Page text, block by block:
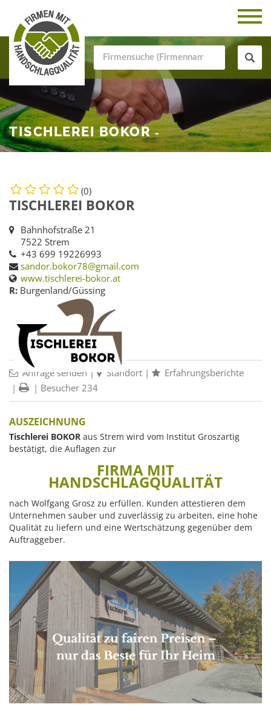
TISCHLEREI BOKOR-
(0)
TISCHLEREI BOKOR
Bahnhofstraße 21
7522 Strem
+43 699 19226993
sandor.bokor78@gmail.com
www.tischlerei-bokor.at
R: Burgenland/Güssing
Anfrage senden | Standort |
Erfahrungsberichte
|
| Besucher 234
AUSZEICHNUNG
Tischlerei BOKOR aus Strem wird vom Institut Groszartig
bestätigt, die Auflagen zur
FIRMA MIT
HANDSCHLAGQUALITÄT
nach Wolfgang Grosz zu erfüllen. Kunden attestieren dem
Unternehmen sauber und zuverlässig zu arbeiten, eine hohe
Qualität zu liefern und eine Wertschätzung gegenüber dem
Auftraggeber.